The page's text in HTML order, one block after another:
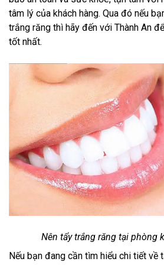
tâm lý của khách hàng. Qua đó nếu
trắng răng thì hãy đến với Thành An
tốt nhất.
Nên tẩy trắng răng tại phòng
Nếu bạn đang cần tìm hiểu chi tiết về